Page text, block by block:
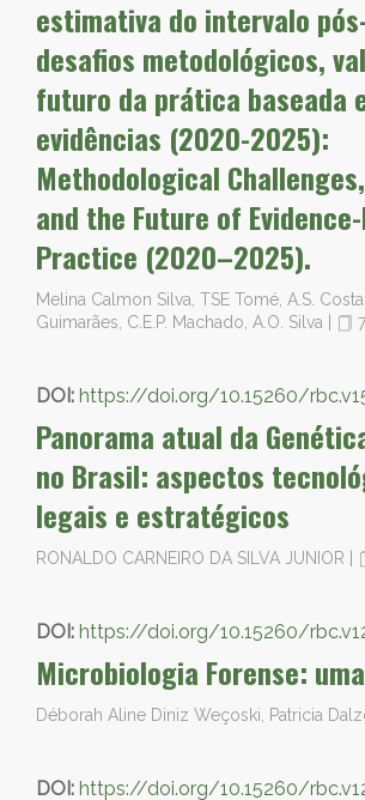
estimativa do intervalo
desafios metodológicos,
futuro da prática baseada
evidências (2020-2025):
Methodological
and the Future of
Practice (2020–2025).
Melina Calmon Silva, TSE Tomé, A.S.
Guimarães, C.E.P. Machado, A.O. Silva
DOI: https://doi.org/10.15260/
Panorama atual da
no Brasil: aspectos
legais e estratégicos
RONALDO CARNEIRO DA SILVA JUNIOR
DOI: https://doi.org/10.15260/
Microbiologia Forense:
Déborah Aline Diniz Weçoski, Patricia
DOI: https://doi.org/10.15260/